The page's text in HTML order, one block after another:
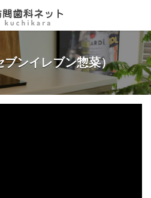
ブンイレブン惣菜）